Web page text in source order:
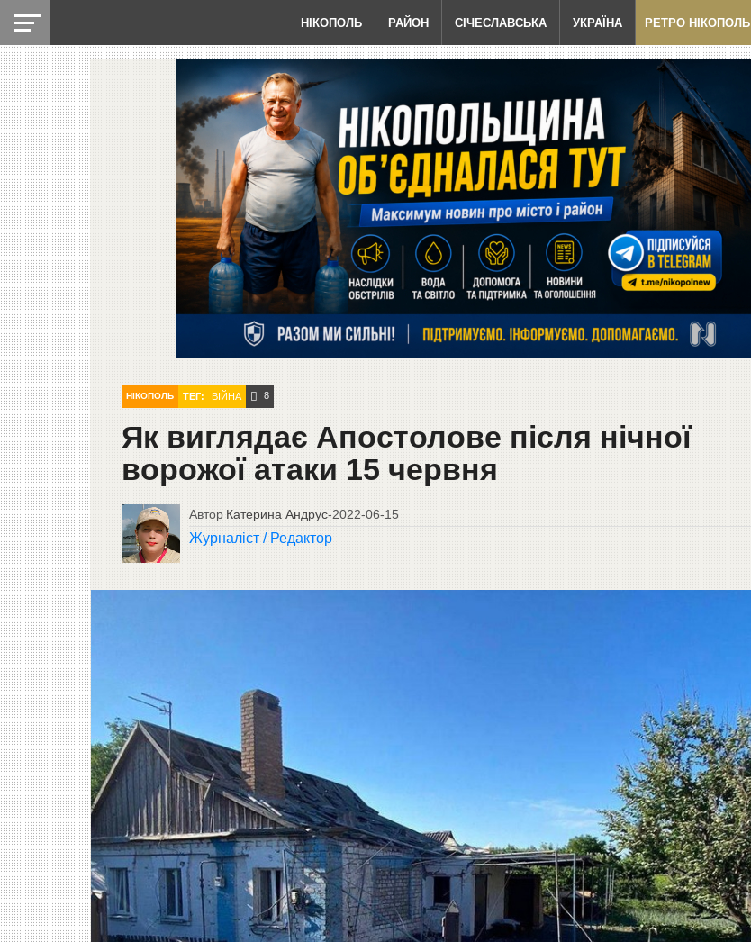
НІКОПОЛЬ РАЙОН СІЧЕСЛАВСЬКА УКРАЇНА РЕТРО НІКОПОЛЬ
НІКОПОЛЬ ТЕГ: ВІЙНА 8
Як виглядає Апостолове після нічної
ворожої атаки 15 червня
Автор Катерина Андрус-2022-06-15
Журналіст / Редактор